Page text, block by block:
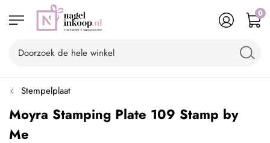
0
Stempelplaat
Moyra Stamping Plate 109 Stamp by
Me